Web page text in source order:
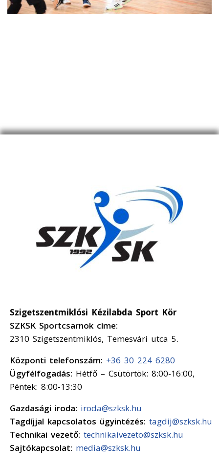
Szigetszentmiklósi Kézilabda Sport Kör
SZKSK Sportcsarnok címe:
2310 Szigetszentmiklós, Temesvári utca 5.
Központi telefonszám: +36 30 224 6280
Ügyfélfogadás: Hétfő – Csütörtök: 8:00-16:00,
Péntek: 8:00-13:30
Gazdasági iroda: iroda@szksk.hu
Tagdíjjal kapcsolatos ügyintézés: tagdij@szksk.hu
Technikai vezető: technikaivezeto@szksk.hu
Sajtókapcsolat: media@szksk.hu